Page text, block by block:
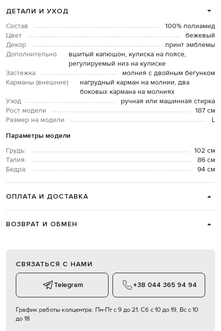
ДЕТАЛИ И УХОД
Состав
100% полиамид
Цвет
бежевый
Декор
принт эмблемы
Дополнительно
вшитый капюшон, кулиска на поясе,
регулируемый низ на кулиске
Застежка
молния с двойным бегунком
Карманы (внешние)
нагрудный карман на молнии, два
боковых кармана на молниях
Уход
ручная или машинная стирка
Рост модели
187 см
Размер на модели
L
Параметры модели
Грудь:
102 см
Талия:
86 см
Бедра:
94 см
ОПЛАТА И ДОСТАВКА
ВОЗВРАТ И ОБМЕН
СВЯЗАТЬСЯ С НАМИ
Telegram +38 044 365 94 94
График работы колцентра: Пн-Пт с 9 до 21, Сб с 10 до 19, Вс с 10
до 18